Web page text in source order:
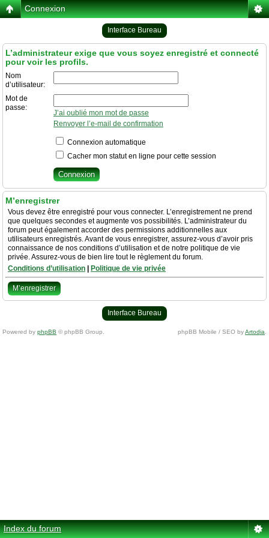
Connexion
Interface Bureau
L’administrateur exige que vous soyez enregistré et connecté
pour voir les profils.
Nom
d’utilisateur:
Mot de
passe:
J’ai oublié mon mot de passe
Renvoyer l’e-mail de confirmation
Connexion automatique
Cacher mon statut en ligne pour cette session
M’enregistrer
Vous devez être enregistré pour vous connecter. L’enregistrement ne prend
que quelques secondes et augmente vos possibilités. L’administrateur du
forum peut également accorder des permissions additionnelles aux
utilisateurs enregistrés. Avant de vous enregistrer, assurez-vous d’avoir pris
connaissance de nos conditions d’utilisation et de notre politique de vie
privée. Assurez-vous de bien lire tout le règlement du forum.
Conditions d’utilisation
Politique de vie privée
M’enregistrer
Interface Bureau
Powered by phpBB © phpBB Group. phpBB Mobile / SEO byArtodia
Index du forum